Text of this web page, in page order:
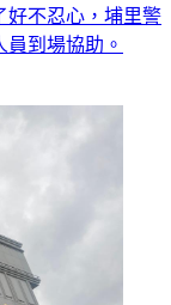
好不忍心，埔里警
到場協助。